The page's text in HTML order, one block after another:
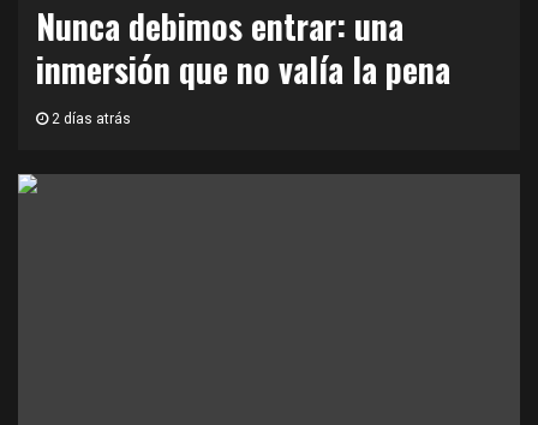
Nunca debimos entrar: una
inmersión que no valía la pena
2 días atrás